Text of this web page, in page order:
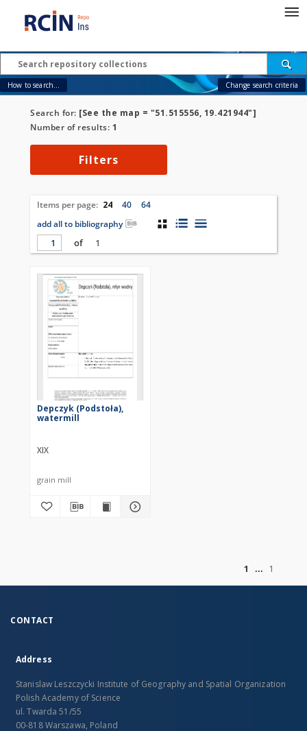
How to search... Change search criteria
Search for: [See the map = "51.515556, 19.421944"]
Number of results: 1
Filters
Items per page: 24 40
64
add all to bibliography
of
1
Depczyk (Podstoła),
watermill
XIX
grain mill
1
1
CONTACT
Address
Stanislaw Leszczycki Institute of Geography and Spatial Organization
Polish Academy of Science
ul. Twarda 51/55
00-818 Warszawa, Poland